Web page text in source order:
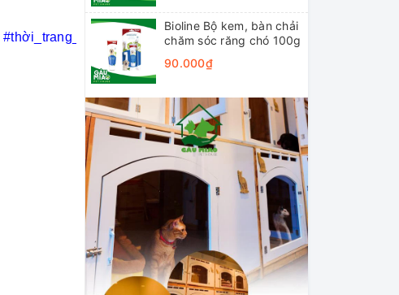
#thời_trang_thú_cưng #khách_sạn_thú_cưng
Bioline Bộ kem, bàn chải
chăm sóc răng chó 100g
90.000₫